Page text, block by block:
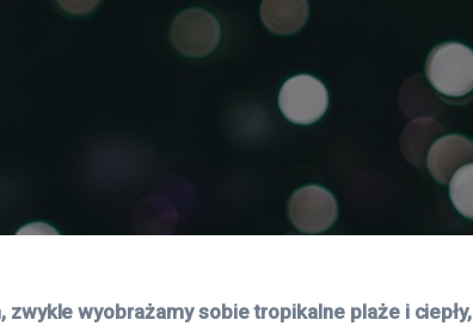
zwykle wyobrażamy sobie tropikalne plaże i ciepły,